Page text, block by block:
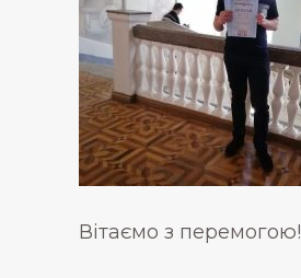
Вітаємо з перемогою!